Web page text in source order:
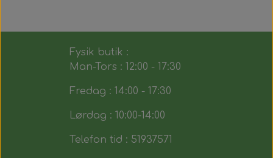
Fysik butik :
Man-Tors : 12:00 - 17:30
Fredag : 14:00 - 17:30
Lørdag : 10:00-14:00
Telefon tid : 51937571